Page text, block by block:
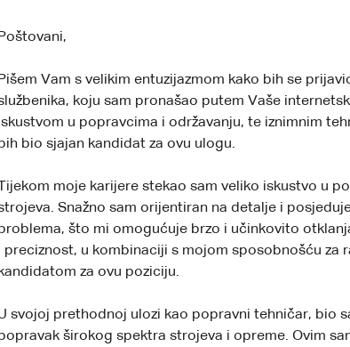
Poštovani,
Pišem Vam s velikim entuzijazmom kako bih se
koju sam pronašao putem Vaše
u popravcima i održavanju, te iznimnim
bih bio sjajan kandidat za ovu ulogu.
Tijekom moje karijere stekao sam veliko iskustvo u
Snažno sam orijentiran na detalje i
što mi omogućuje brzo i učinkovito
preciznost, u kombinaciji s mojom sposobnošću za
kandidatom za ovu poziciju.
svojoj prethodnoj ulozi kao popravni tehničar, bio
širokog spektra strojeva i opreme. Ovim